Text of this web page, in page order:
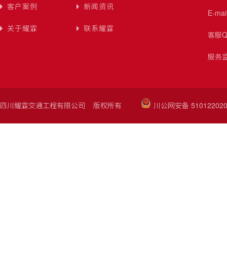
客户案例 新闻资讯
关于耀霖 联系耀霖
E-
客服
服务
四川耀霖交通工程有限公司 版权所有 川公网安备